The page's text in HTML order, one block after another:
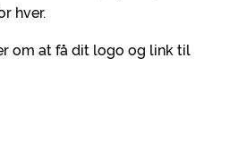
hver.
om at få dit logo og link til